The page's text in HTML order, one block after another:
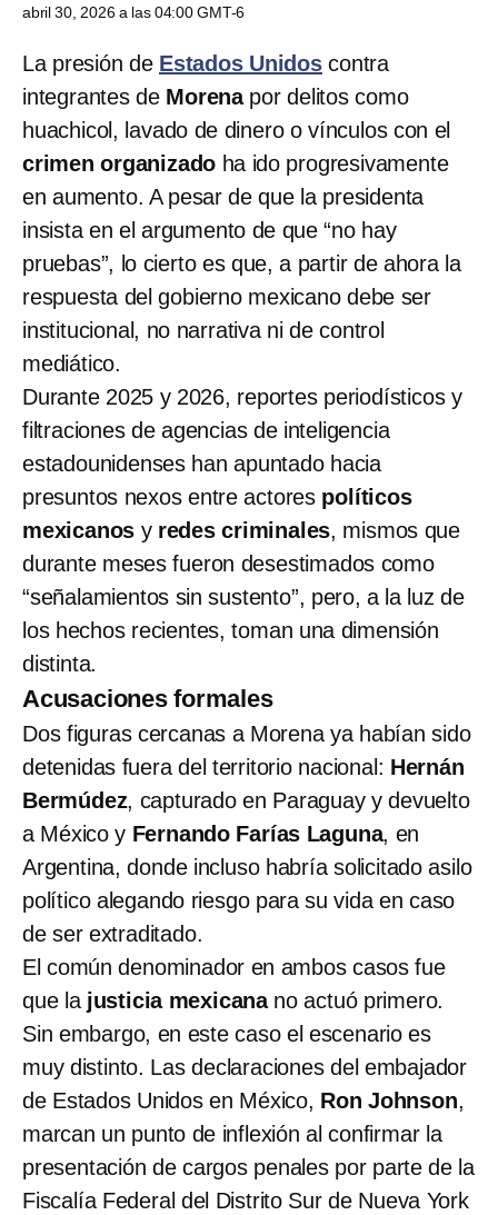
abril 30, 2026 a las 04:00 GMT-6
La presión de Estados Unidoscontra
integrantes de Morena por delitos como
huachicol, lavado de dinero o vínculos con el
crimen organizado ha ido progresivamente
en aumento. A pesar de que la presidenta
insista en el argumento de que “no hay
pruebas”, lo cierto es que, a partir de ahora la
respuesta del gobierno mexicano debe ser
institucional, no narrativa ni de control
mediático.
Durante 2025 y 2026, reportes periodísticos y
filtraciones de agencias de inteligencia
estadounidenses han apuntado hacia
presuntos nexos entre actores políticos
mexicanos yredes criminales, mismos que
durante meses fueron desestimados como
“señalamientos sin sustento”, pero, a la luz de
los hechos recientes, toman una dimensión
distinta.
Acusaciones formales
Dos figuras cercanas a Morena ya habían sido
detenidas fuera del territorio nacional: Hernán
Bermúdez, capturado en Paraguay y devuelto
a México y Fernando Farías Laguna, en
Argentina, donde incluso habría solicitado asilo
político alegando riesgo para su vida en caso
de ser extraditado.
El común denominador en ambos casos fue
que lajusticia mexicana no actuó primero.
Sin embargo, en este caso el escenario es
muy distinto. Las declaraciones del embajador
de Estados Unidos en México, Ron Johnson,
marcan un punto de inflexión al confirmar la
presentación de cargos penales por parte de la
Fiscalía Federal del Distrito Sur de Nueva York